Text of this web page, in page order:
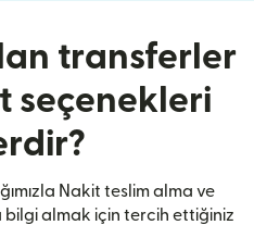
transferler
seçenekleri
Nakit teslim alma ve
almak için tercih ettiğiniz